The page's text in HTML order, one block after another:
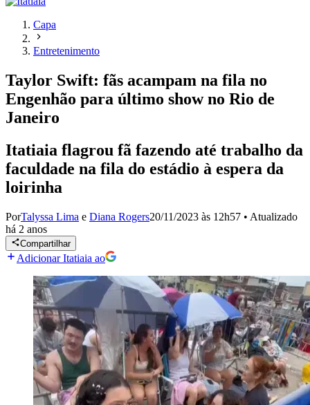
Capa
Entretenimento
Taylor Swift: fãs acampam na fila no
Engenhão para último show no Rio de
Janeiro
Itatiaia flagrou fã fazendo até trabalho da
faculdade na fila do estádio à espera da
loirinha
PorTalyssa Lima e Diana Rogers20/11/2023 às 12h57 • Atualizado
há 2 anos
Compartilhar
Adicionar Itatiaia ao